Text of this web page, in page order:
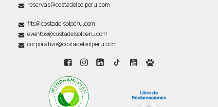
reservas@costadelsolperu.com
fits@costadelsolperu.com
eventos@costadelsolperu.com
corporativo@costadelsolperu.com